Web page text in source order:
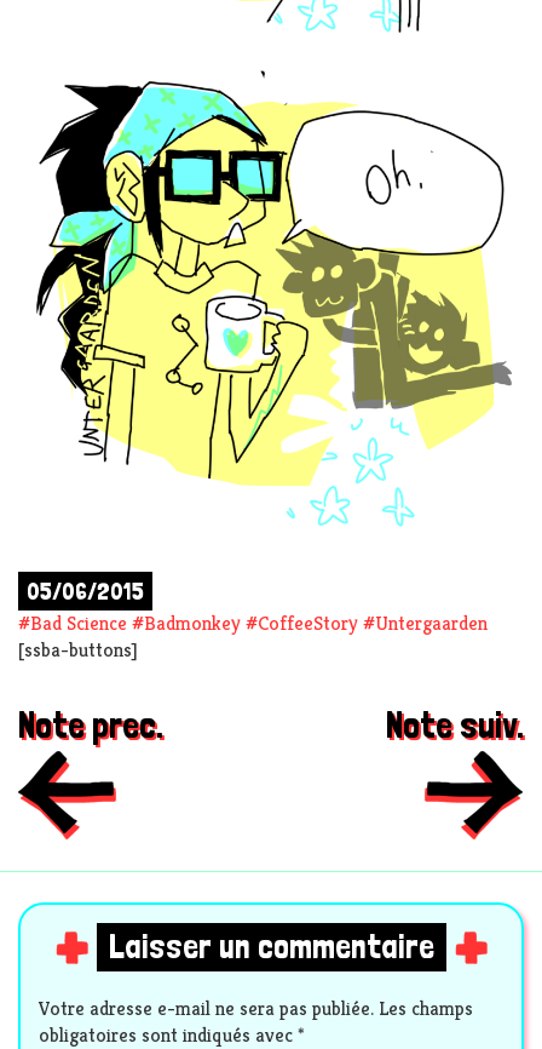
05/06/2015
#Bad Science #Badmonkey#CoffeeStory#Untergaarden
[ssba-buttons]
Note prec. Note suiv.
Laisser un commentaire
Votre adresse e-mail ne sera pas publiée. Les champs
obligatoires sont indiqués avec*